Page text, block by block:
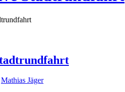
Mathias Jäger